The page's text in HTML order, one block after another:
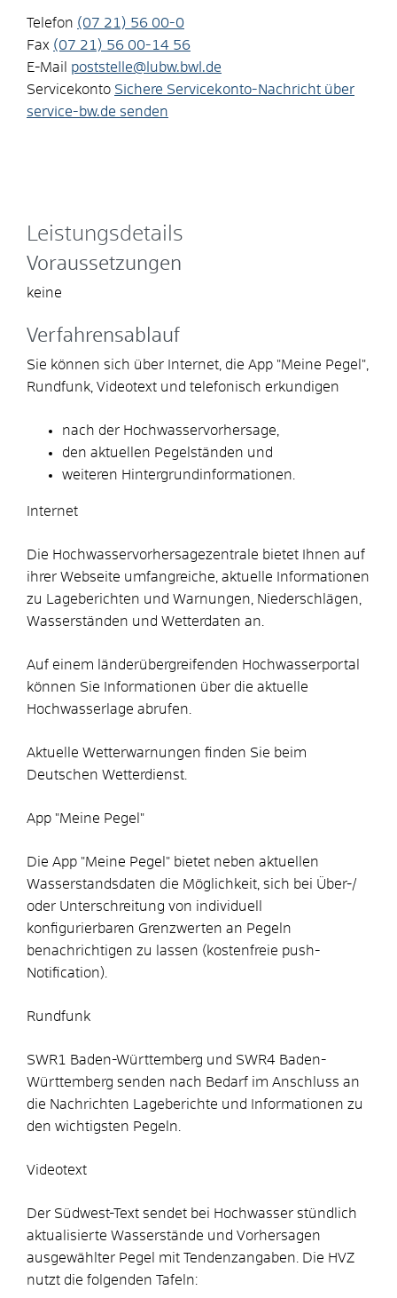
Telefon (07 21) 56 00-0
Fax (07 21) 56 00-14 56
E-Mail
poststelle@lubw.bwl.de
Servicekonto Sichere Servicekonto-Nachricht über
service-bw.de senden
Leistungsdetails
Voraussetzungen
keine
Verfahrensablauf
Sie können sich über Internet, die App "Meine Pegel",
Rundfunk, Videotext und telefonisch erkundigen
nach der Hochwasservorhersage,
den aktuellen Pegelständen und
weiteren Hintergrundinformationen.
Internet
Die Hochwasservorhersagezentrale bietet Ihnen auf
ihrer Webseite umfangreiche, aktuelle Informationen
zu Lageberichten und Warnungen, Niederschlägen,
Wasserständen und Wetterdaten an.
Auf einem länderübergreifenden Hochwasserportal
können Sie Informationen über die aktuelle
Hochwasserlage abrufen.
Aktuelle Wetterwarnungen finden Sie beim
Deutschen Wetterdienst.
App "Meine Pegel"
Die App "Meine Pegel" bietet neben aktuellen
Wasserstandsdaten die Möglichkeit, sich bei Über-/
oder Unterschreitung von individuell
konfigurierbaren Grenzwerten an Pegeln
benachrichtigen zu lassen (kostenfreie push-
Notification).
Rundfunk
SWR1 Baden-Württemberg und SWR4 Baden-
Württemberg senden nach Bedarf im Anschluss an
die Nachrichten Lageberichte und Informationen zu
den wichtigsten Pegeln.
Videotext
Der Südwest-Text sendet bei Hochwasser stündlich
aktualisierte Wasserstände und Vorhersagen
ausgewählter Pegel mit Tendenzangaben. Die HVZ
nutzt die folgenden Tafeln: